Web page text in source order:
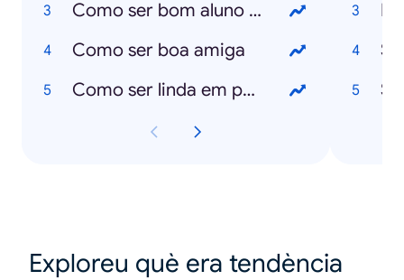
Como ser bom aluno no secundário
Como ser boa amiga
Como ser linda em poucos dias
Exploreu què era tendència